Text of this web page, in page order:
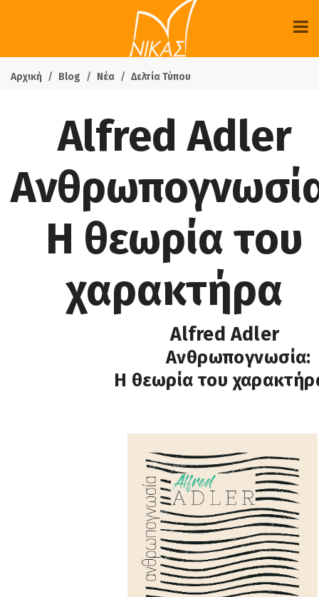
Αρχική Blog Νέα Δελτία Τύπου
Alfred Adler
Η θεωρία του
χαρακτήρα
Alfred Adler
Ανθρωπογνωσία:
Η θεωρία του